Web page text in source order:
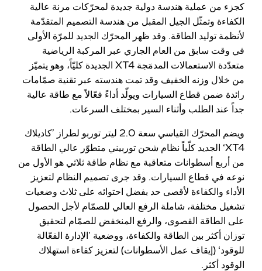
كجزء من عملية هندسة دولية جديدة لمحرّكات مرنة عالية
الكفاءة وتمثّل الجيل المقبل من هندسة التصميم المتقدّمة
لأنظمة توليد الطاقة. وقد ظهر المحرّك الجديد للمرّة الأولى
في وقت سابق من العام الجاري عبر المركبة الرياضية
متعدّدة الاستعمالات المدمَجة XT4 الجديدة كليّاً، وهو يتميّز
من خلال وزنه الخفيف وقد تمت هندسته عبر تقنية صمّامات
رائدة ضمن قطاع السيارات ويولّد أداءً فعّالاً مع طاقة عالية
جداً عند الطلب وأثناء السير بمختلف السرعات.
ويضم المحرّك القياسي سعة 2.0 ليتر توربو لطراز ’كاديلاك
XT4‘ الجديد كلّياً نظام شحن توربيني متطوّر عالي الطاقة
من أربع أسطوانات متعاقبة مع نظام طاقة ثلاثي هو الأول من
نوعه في قطاع السيارات. وقد جرى تصميم النظام لتعزيز
الأداء والكفاءة لأقصى حد بفضل احتوائه على ثلاث وضعيات
تشغيل مختلفة، شاملة الرفع العالي للصمّام لأجل الحصول
على الطاقة القصوى، والرفع المنخفض للصمّام لتحقيق
توزان أكثر بين الطاقة والكفاءة، ووضعية ’الإدارة الفعّالة
للوقود‘ (إيقاف عمل الأسطوانات) لتعزيز كفاءة استهلاك
الوقود أكثر.